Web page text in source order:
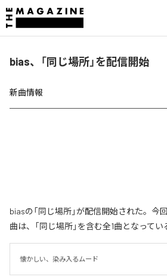
bias、「同じ場所」を配信開始
新曲情報
biasの「同じ場所」が配信開始された。今
曲は、「同じ場所」を含む全1曲となってい
懐かしい、染み入るムード